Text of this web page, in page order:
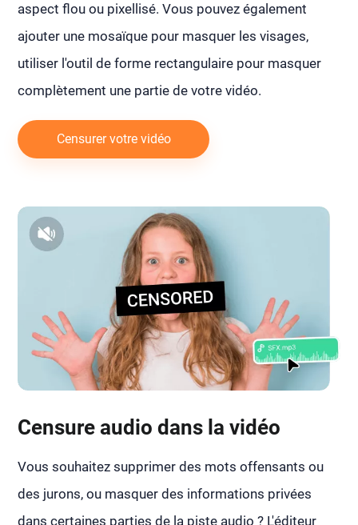
aspect flou ou pixellisé. Vous pouvez également
ajouter une mosaïque pour masquer les visages,
utiliser l'outil de forme rectangulaire pour masquer
complètement une partie de votre vidéo.
Censurer votre vidéo
Censure audio dans la vidéo
Vous souhaitez supprimer des mots offensants ou
des jurons, ou masquer des informations privées
dans certaines parties de la piste audio ? L'éditeur